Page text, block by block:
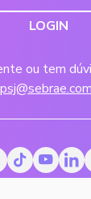
LOGIN
ou tem